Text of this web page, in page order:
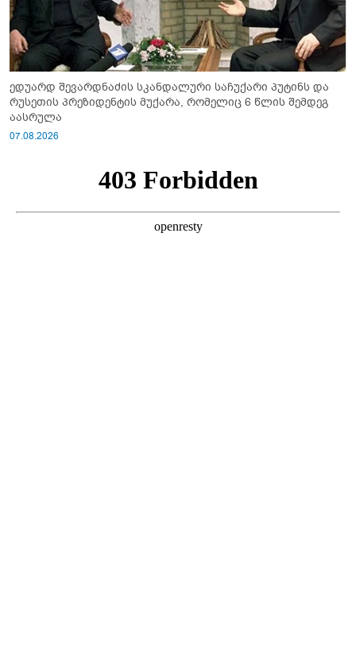
ედუარდ შევარდნაძის სკანდალური საჩუქარი პუტინს და
რუსეთის პრეზიდენტის მუქარა, რომელიც 6 წლის შემდეგ
აასრულა
07.08.2026